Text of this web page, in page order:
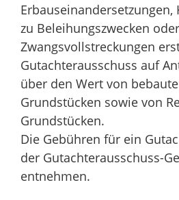
zu Beleihungszwecken
Zwangsvollstreckungen
Gutachterausschuss auf
über den Wert von
Grundstücken sowie von
Grundstücken.
Die Gebühren für ein
der Gutachterausschuss-
entnehmen.